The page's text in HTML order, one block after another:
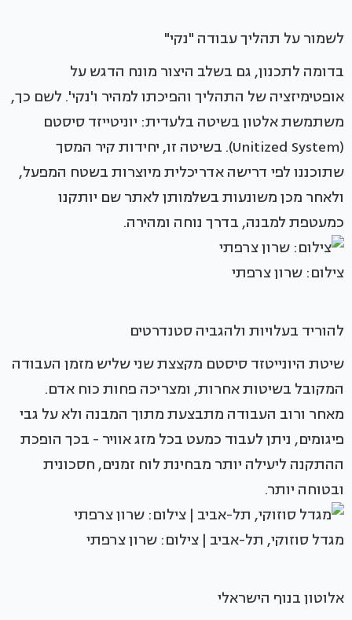
לשמור על תהליך עבודה "נקי"
בדומה לתכנון, גם בשלב היצור מונח הדגש על
אופטימיזציה של התהליך והפיכתו למהיר ו'נקי'. לשם כך,
משתמשת אלטון בשיטה בלעדית: יוניטייזד סיסטם
(Unitized System). בשיטה זו, יחידות קיר המסך
שתוכננו לפי דרישה אדריכלית מיוצרות בשטח המפעל,
ולאחר מכן משונעות בשלמותן לאתר שם יותקנו
כמעטפת למבנה, בדרך נוחה ומהירה.
צילום: שרון צרפתי
להוריד בעלויות ולהגביה סטנדרטים
שיטת היונייטזד סיסטם מקצצת שני שליש מזמן העבודה
המקובל בשיטות אחרות, ומצריכה פחות כוח אדם.
מאחר ורוב העבודה מתבצעת מתוך המבנה ולא על גבי
פיגומים, ניתן לעבוד כמעט בכל מזג אוויר - בכך הופכת
ההתקנה ליעילה יותר מבחינת לוח זמנים, חסכונית
ובטוחה יותר.
מגדל סוזוקי, תל-אביב | צילום: שרון צרפתי
אלוטון בנוף הישראלי